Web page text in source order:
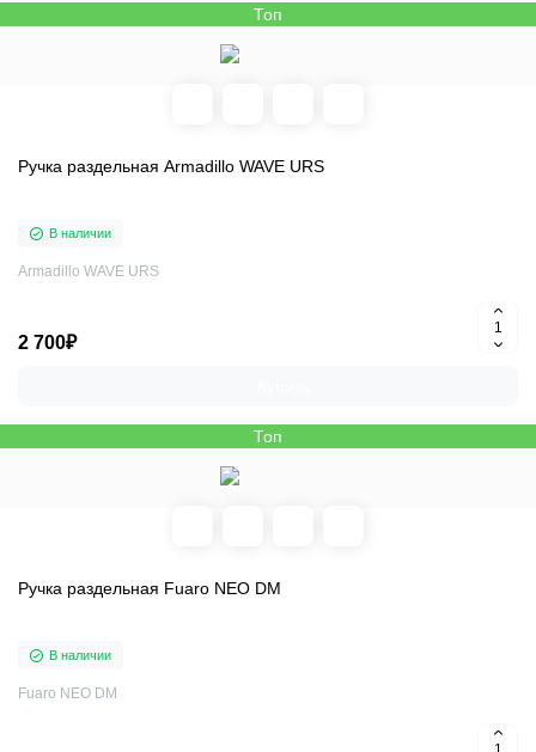
Топ
Ручка раздельная Armadillo WAVE URS
В наличии
Armadillo WAVE URS
2 700₽
Топ
Ручка раздельная Fuaro NEO DM
В наличии
Fuaro NEO DM